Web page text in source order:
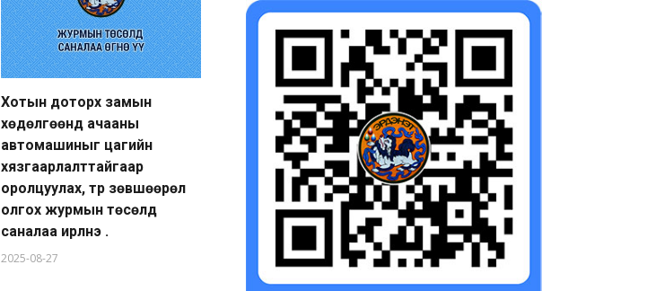
Хотын доторх замын
хөдөлгөөнд ачааны
автомашиныг цагийн
хязгаарлалттайгаар
оролцуулах, түр зөвшөөрөл
олгох журмын төсөлд
саналаа ирүүлнэ үү.
2025-08-27
Нийтийн тээврийн нөхөн
олговор хуваарилах,
санхүүжүүлэх журмын төсөлд
саналаа өгнө үү
Авто зам, замын
байгууламжийн барилгын
ажил эхлүүлэх, үргэлжлүүлэх,
ашиглалтад авах журам
2023-04-24